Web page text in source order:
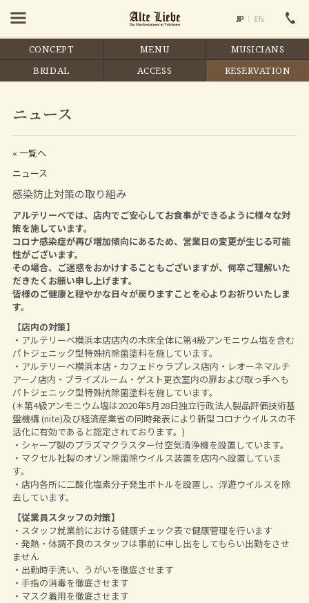
CONCEPT MENU
MUSICIANS
BRIDAL
ACCESS RESERVATION
ニュース
« 一覧へ
ニュース
感染防止対策の取り組み
アルテリーベでは、店内でご安心してお食事ができるように様々な対
策を施しています。
コロナ感染症が再び増加傾向にあるため、営業日の変更が生じる可能
性がございます。
その場合、ご迷惑をおかけすることもございますが、何卒ご理解いた
だきたくお願い申し上げます。
皆様のご健康と穏やかな日々が戻りますことを心よりお祈りいたしま
す。
【店内の対策】
・アルテリーベ横浜本店店内の木床全体に第4級アンモニウム塩を含む
パトジェニック型特殊抗除菌塗料を施しています。
・アルテリーベ横浜本店・カフェドゥラプレス店内・レオーネマルチ
アーノ店内・ブライズルーム・ゲスト更衣室内の扉および取っ手へも
パトジェニック型特殊抗除菌塗料を施しています。
(＊第4級アンモニウム塩は2020年5月28日独立行政法人製品評価技術基
盤機構 (nite)及び経済産業省の同時発表により新型コロナウイルスの不
活化に有効であると認定されております。)
・シャープ製のプラズマクラスター付空気清浄機を設置しています。
・マクセル社製のオゾン除菌除ウイルス装置を店内へ設置していま
す。
・店内各所に二酸化塩素分子発生ボトルを設置し、浮遊ウイルスを除
去しています。
【従業員スタッフの対策】
・スタッフ就業前における健康チェック表で健康管理を行います
・発熱・体調不良のスタッフは事前に申し出をしてもらい出勤をさせ
ません
・出勤時手洗い、うがいを徹底させます
・手指の消毒を徹底させます
・マスク着用を徹底させます